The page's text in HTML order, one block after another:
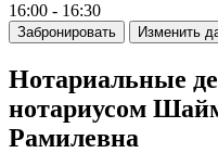
16:00 - 16:30
Забронировать Изменить
Нотариальные
нотариусом
Рамилевна